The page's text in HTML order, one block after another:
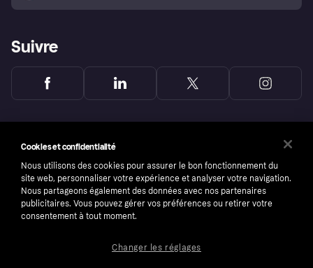
Suivre
Cookies et confidentialité
Nous utilisons des cookies pour assurer le bon fonctionnement du
site web, personnaliser votre expérience et analyser votre navigation.
Nous partageons également des données avec nos partenaires
publicitaires. Vous pouvez gérer vos préférences ou retirer votre
consentement à tout moment.
Changer les réglages